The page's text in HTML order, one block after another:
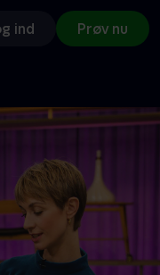
ind Prøv nu